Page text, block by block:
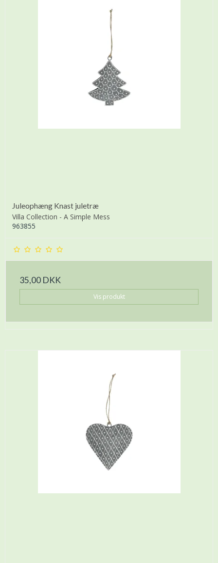
Juleophæng Knast juletræ
Villa Collection - A Simple Mess
963855
35,00 DKK
Vis produkt